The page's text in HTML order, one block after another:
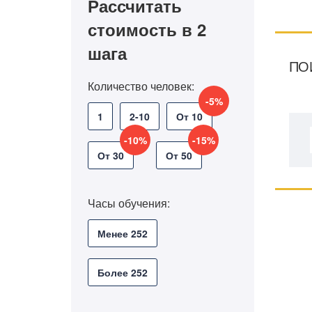
Рассчитать
стоимость в 2
шага
Количество человек:
1 2-10 От 10
-5%
От 30
-10%
От 50
-15%
Часы обучения:
Менее 252
Более 252